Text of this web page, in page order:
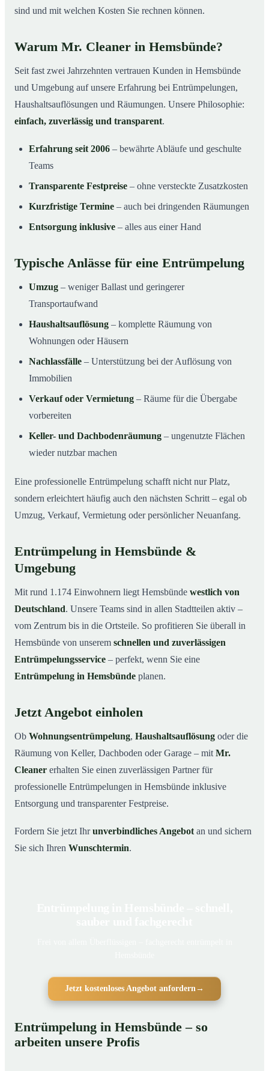
sind und mit welchen Kosten Sie rechnen können.
Warum Mr. Cleaner in Hemsbünde?
Seit fast zwei Jahrzehnten vertrauen Kunden in Hemsbünde
und Umgebung auf unsere Erfahrung bei Entrümpelungen,
Haushaltsauflösungen und Räumungen. Unsere Philosophie:
einfach, zuverlässig und transparent.
Erfahrung seit 2006 – bewährte Abläufe und geschulte
Teams
Transparente Festpreise – ohne versteckte Zusatzkosten
Kurzfristige Termine – auch bei dringenden Räumungen
Entsorgung inklusive – alles aus einer Hand
Typische Anlässe für eine Entrümpelung
Umzug – weniger Ballast und geringerer
Transportaufwand
Haushaltsauflösung – komplette Räumung von
Wohnungen oder Häusern
Nachlassfälle – Unterstützung bei der Auflösung von
Immobilien
Verkauf oder Vermietung – Räume für die Übergabe
vorbereiten
Keller- und Dachbodenräumung – ungenutzte Flächen
wieder nutzbar machen
Eine professionelle Entrümpelung schafft nicht nur Platz,
sondern erleichtert häufig auch den nächsten Schritt – egal ob
Umzug, Verkauf, Vermietung oder persönlicher Neuanfang.
Entrümpelung in Hemsbünde &
Umgebung
Mit rund 1.174 Einwohnern liegt Hemsbünde westlich von
Deutschland. Unsere Teams sind in allen Stadtteilen aktiv –
vom Zentrum bis in die Ortsteile. So profitieren Sie überall in
Hemsbünde von unserem schnellen und zuverlässigen
Entrümpelungsservice – perfekt, wenn Sie eine
Entrümpelung in Hemsbünde planen.
Jetzt Angebot einholen
Ob Wohnungsentrümpelung, Haushaltsauflösung oder die
Räumung von Keller, Dachboden oder Garage – mit Mr.
Cleaner erhalten Sie einen zuverlässigen Partner für
professionelle Entrümpelungen in Hemsbünde inklusive
Entsorgung und transparenter Festpreise.
Fordern Sie jetzt Ihrunverbindliches Angebot an und sichern
Sie sich Ihren Wunschtermin.
Jetzt kostenloses Angebot anfordern→
Entrümpelung in Hemsbünde – so
arbeiten unsere Profis